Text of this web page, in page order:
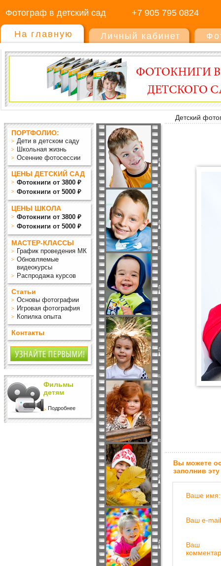
Фотограф в детский сад +7 905 795 0824
На главную Личный кабинет
Детский
ПОРТФОЛИО:
Дети в детском саду
Школьная жизнь
Осенние фотосессии
ЦЕНЫ ДЕТСКИЙ САД
Фотокниги от 3800 ₽
Фотокниги от 5000 ₽
ЦЕНЫ ШКОЛА
Фотокниги от 3800 ₽
Фотокниги от 5000 ₽
МАСТЕР-КЛАССЫ
График проведения МК
Обновляемые
видеокурсы
Распродажа курсов
Статьи
Основы фотографии
Игровая фотография
Копилка опыта
Контакты
Фильмы
детям
Подробнее
Вы можете
заполнив
Ваше имя:
Ваш e-
Ваш